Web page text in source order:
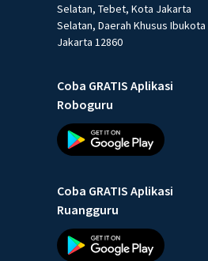
Selatan, Tebet, Kota Jakarta
Selatan, Daerah Khusus Ibukota
Jakarta 12860
Coba GRATIS Aplikasi
Roboguru
Coba GRATIS Aplikasi
Ruangguru